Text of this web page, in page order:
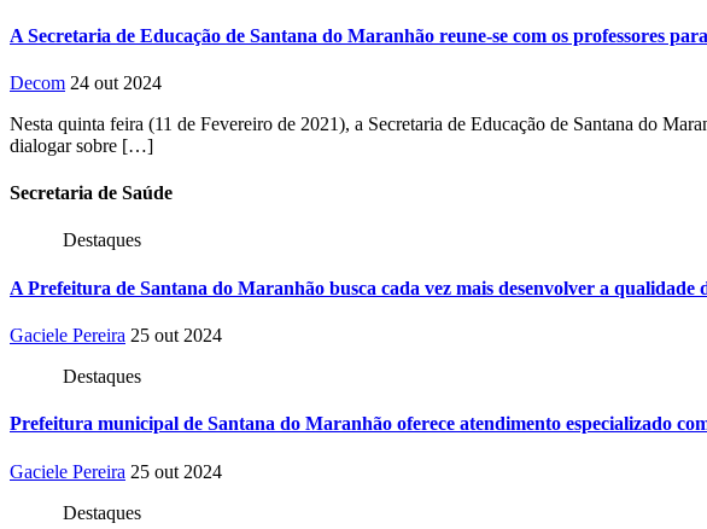
A Secretaria de Educação de Santana do Maranhão reune-se com os professores
Decom 24 out 2024
Nesta quinta feira (11 de Fevereiro de 2021), a Secretaria de Educação de Santana do
dialogar sobre […]
Secretaria de Saúde
Destaques
A Prefeitura de Santana do Maranhão busca cada vez mais desenvolver a qualidade
Gaciele Pereira 25 out 2024
Destaques
Prefeitura municipal de Santana do Maranhão oferece atendimento especializado
Gaciele Pereira 25 out 2024
Destaques